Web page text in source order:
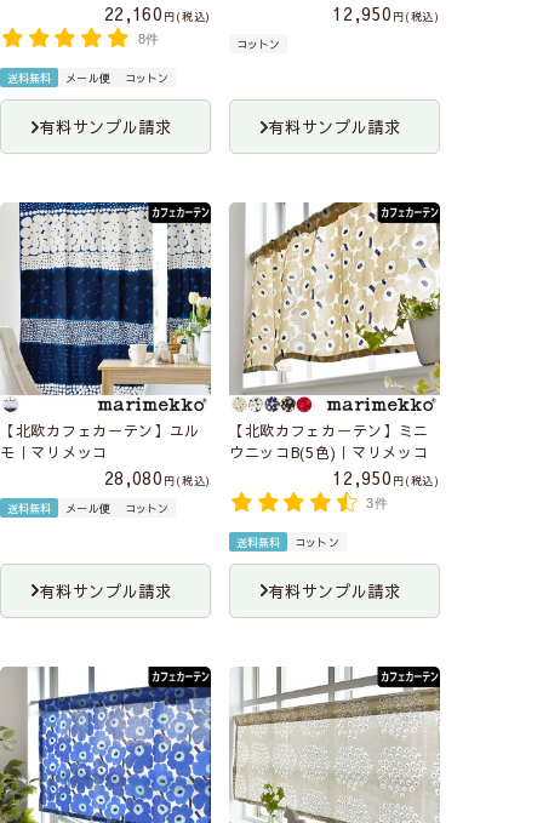
22,160
税込
8件
送料無料 メール便 コットン
有料サンプル請求
12,950
税込
コットン
有料サンプル請求
【北欧カフェカーテン】ユル
モ｜マリメッコ
28,080
税込
送料無料
メール便 コットン
有料サンプル請求
【北欧カフェカーテン】ミニ
ウニッコB(5色)｜マリメッコ
12,950
税込
3件
送料無料 コットン
有料サンプル請求